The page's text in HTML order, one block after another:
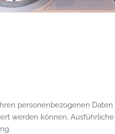
personenbezogenen
werden können.